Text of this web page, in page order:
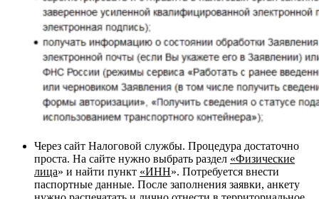
Через сайт Налоговой службы. Процедура достаточно
проста. На сайте нужно выбрать раздел «Физические
лица» и найти пункт «ИНН». Потребуется внести
паспортные данные. После заполнения заявки, анкету